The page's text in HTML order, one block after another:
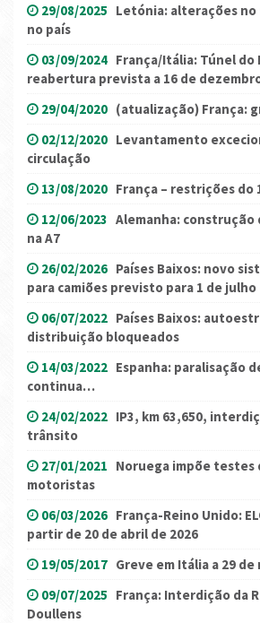
29/08/2025 Letónia: alterações
no país
03/09/2024 França/Itália: Túnel do
reabertura prevista a 16 de
29/04/2020 (atualização) França:
02/12/2020 Levantamento
circulação
13/08/2020 França – restrições do
12/06/2023 Alemanha:
na A7
26/02/2026 Países Baixos: novo
para camiões previsto para 1 de julho
06/07/2022 Países Baixos:
distribuição bloqueados
14/03/2022 Espanha: paralisação
continua…
24/02/2022 IP3, km 63,650,
trânsito
27/01/2021 Noruega impõe testes
motoristas
06/03/2026 França-Reino Unido:
partir de 20 de abril de 2026
19/05/2017 Greve em Itália a 29 de
09/07/2025 França: Interdição da
Doullens